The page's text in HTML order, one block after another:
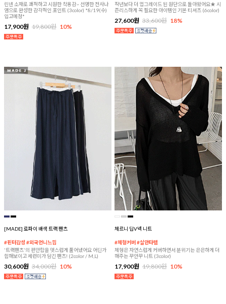
린넨 소재로 쾌적하고 시원한 착용감~ 선명한 전사나
염으로 완성한 감각적인 포인트 (3color) *8/19(수)
입고예정*
17,900원 19,800원 10%
작년보다 더 업그레이드 된 원단으로 돌아왔어요★ 시
즌리스하게 꼭 필요한 아이템인 기본 티셔츠 (6color)
27,600원 33,600원 18%
[MADE] 로파이 배색 트랙 팬츠
#핀터감성 #외국언니느낌
'트랙팬츠'의 편안함을 멋스럽게 풀어냈어요 어딘가
힙해보이고 세련미가 담긴 팬츠! (2color / M,L)
30,600원 34,000원 10%
체르니 딥V넥 니트
#체형커버 #살안타템
체형은 자연스럽게 커버하면서 분위기는 은은하게 더
해주는 꾸안꾸 니트 (3color)
17,900원 19,800원 10%